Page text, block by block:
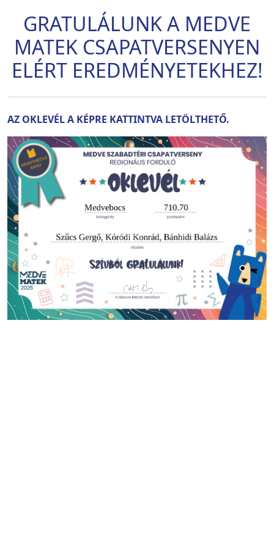
GRATULÁLUNK A MEDVE
MATEK CSAPATVERSENYEN
ELÉRT EREDMÉNYETEKHEZ!
AZ OKLEVÉL A KÉPRE KATTINTVA LETÖLTHETŐ.